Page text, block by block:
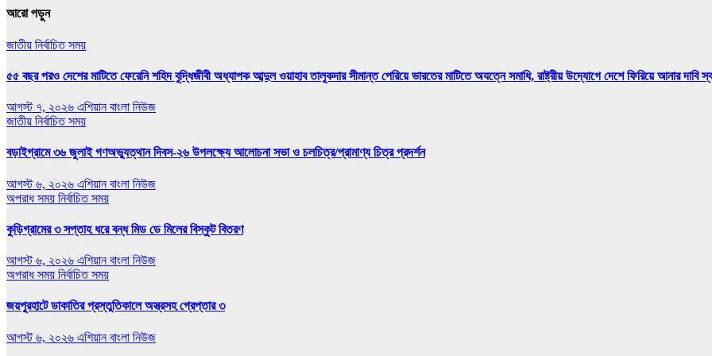
আরো পড়ুন
জাতীয় নির্বাচিত সময়
৫৫ বছর পরও দেশের মাটিতে ফেরেনি শহিদ বুদ্ধিজীবী অধ্যাপক আব্দুল ওয়াহাব তালুকদার সীমান্ত পেরিয়ে ভারতের মাটিতে অযত্নে সমাধি, রাষ্ট্রীয় উদ্যোগে দেশে ফিরিয়ে আনার দাবি
আগস্ট ৭, ২০২৬ এশিয়ান বাংলা নিউজ
জাতীয় নির্বাচিত সময়
বড়াইগ্রামে ৩৬ জুলাই গণঅভ্যুত্থান দিবস-২৬ উপলক্ষ্যে আলোচনা সভা ও চলচিত্র/প্রামাণ্য চিত্র প্রদর্শন
আগস্ট ৬, ২০২৬ এশিয়ান বাংলা নিউজ
অপরাধ সময় নির্বাচিত সময়
কুড়িগ্রামের ৩ সপ্তাহ ধরে বন্ধ মিড ডে মিলের বিস্কুট বিতরণ
আগস্ট ৬, ২০২৬ এশিয়ান বাংলা নিউজ
অপরাধ সময় নির্বাচিত সময়
জয়পুরহাটে ডাকাতির প্রস্তুতিকালে অস্ত্রসহ গ্রেপ্তার ৩
আগস্ট ৬, ২০২৬ এশিয়ান বাংলা নিউজ